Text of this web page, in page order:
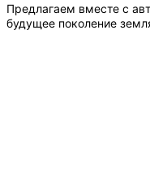
Предлагаем вместе с
будущее поколение